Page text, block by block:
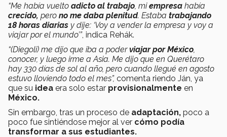
“Me había vuelto adicto al trabajo , miempresa había
crecido, pero no me daba plenitud. Estaba trabajando
18 horas diarias y dije: ‘Voy a vender la empresa y voy a
viajar por el mundo’”, indica Rehák.
“(Diegoli) me dijo que iba a poderviajar por México
conocer, y luego irme a Asia. Me dijo que en Querétaro
hay 330 días de sol al año, pero cuando llegué en agosto
estuvo lloviendo todo el mes”, comenta riendo Ján, ya
que su idea era solo estar provisionalmente en
México.
Sin embargo, tras un proceso de adaptación, poco a
poco fue sintiéndose mejor al ver cómo podía
transformar a sus estudiantes.